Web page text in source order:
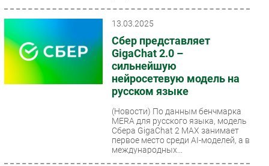
13.03.2025
Сбер представляет
GigaChat 2.0 –
сильнейшую
нейросетевую модель на
русском языке
(Новости) По данным бенчмарка
MERA для русского языка, модель
Сбера GigaChat 2 MAX занимает
первое место среди AI-моделей, а в
международных...